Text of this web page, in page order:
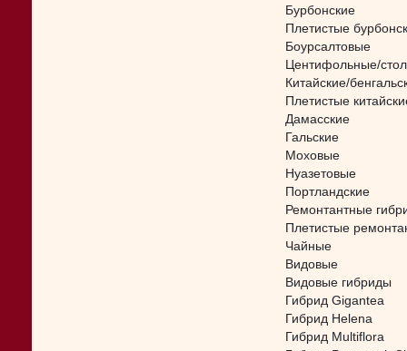
Бурбонские
Плетистые
Боурсалтовые
Центифольные/
Китайские/
Плетистые
Дамасские
Гальские
Моховые
Нуазетовые
Портландские
Ремонтантные
Плетистые
Чайные
Видовые
Видовые гибриды
Гибрид Gigantea
Гибрид Helena
Гибрид Multiflora